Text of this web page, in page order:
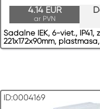
4.14 EUR
ar PVN
Sadalne IEK, 6-viet., IP41,
221x172x90mm,
ID:0004169